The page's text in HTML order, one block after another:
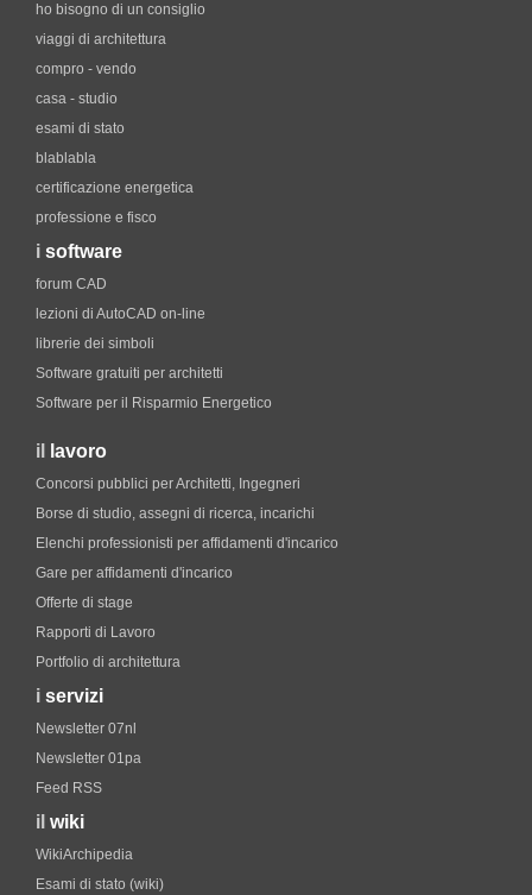
ho bisogno di un consiglio
viaggi di architettura
compro - vendo
casa - studio
esami di stato
blablabla
certificazione energetica
professione e fisco
i software
forum CAD
lezioni di AutoCAD on-line
librerie dei simboli
Software gratuiti per architetti
Software per il Risparmio Energetico
il lavoro
Concorsi pubblici per Architetti, Ingegneri
Borse di studio, assegni di ricerca, incarichi
Elenchi professionisti per affidamenti d'incarico
Gare per affidamenti d'incarico
Offerte di stage
Rapporti di Lavoro
Portfolio di architettura
i servizi
Newsletter 07nl
Newsletter 01pa
Feed RSS
il wiki
WikiArchipedia
Esami di stato (wiki)